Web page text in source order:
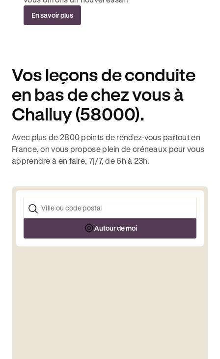
En savoir plus
Vos leçons de conduite
en bas de chez vous à
Challuy (58000).
Avec plus de 2800 points de rendez-vous partout en
France, on vous propose plein de créneaux pour vous
apprendre à en faire, 7j/7, de 6h à 23h.
Autour de moi